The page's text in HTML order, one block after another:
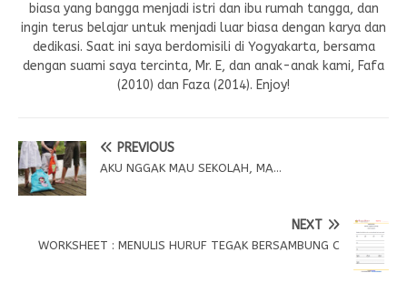
biasa yang bangga menjadi istri dan ibu rumah tangga, dan
ingin terus belajar untuk menjadi luar biasa dengan karya dan
dedikasi. Saat ini saya berdomisili di Yogyakarta, bersama
dengan suami saya tercinta, Mr. E, dan anak-anak kami, Fafa
(2010) dan Faza (2014). Enjoy!
PREVIOUS
AKU NGGAK MAU SEKOLAH, MA…
NEXT
WORKSHEET : MENULIS HURUF TEGAK BERSAMBUNG C